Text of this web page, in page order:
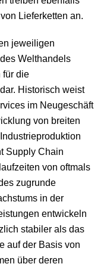
Lieferketten an.
jeweiligen
Welthandels
für die
Historisch weist
im Neugeschäft
von breiten
Supply Chain
von oftmals
zugrunde
in der
entwickeln
stabiler als das
auf der Basis von
über deren